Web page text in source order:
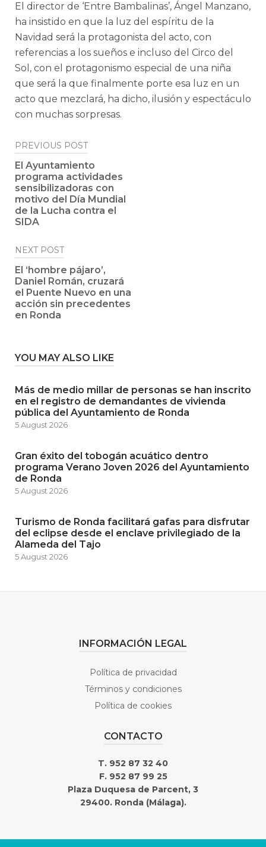
El director de ‘Entre Bambalinas’, Ángel Manzano,
ha insistido en que la luz del espíritu de la
Navidad será la protagonista del acto, con
referencias a los sueños e incluso del Circo del
Sol, con el protagonismo especial de una niña
que será la que finalmente porte esa luz en un
acto que mezclará, ha dicho, ilusión y espectáculo
con muchas sorpresas.
Post
navigation
PREVIOUS POST
El Ayuntamiento
programa actividades
sensibilizadoras con
motivo del Día Mundial
de la Lucha contra el
SIDA
NEXT POST
El ‘hombre pájaro’,
Daniel Román, cruzará
el Puente Nuevo en una
acción sin precedentes
en Ronda
YOU MAY ALSO LIKE
Más de medio millar de personas se han inscrito
en el registro de demandantes de vivienda
pública del Ayuntamiento de Ronda
5 August 2026
Gran éxito del tobogán acuático dentro
programa Verano Joven 2026 del Ayuntamiento
de Ronda
5 August 2026
Turismo de Ronda facilitará gafas para disfrutar
del eclipse desde el enclave privilegiado de la
Alameda del Tajo
5 August 2026
INFORMACIÓN LEGAL
Política de privacidad
Términos y condiciones
Política de cookies
CONTACTO
T. 952 87 32 40
F. 952 87 99 25
Plaza Duquesa de Parcent, 3
29400. Ronda (Málaga).